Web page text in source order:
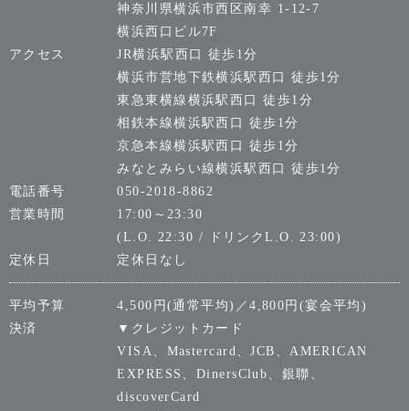
神奈川県横浜市西区南幸 1-12-7
横浜西口ビル7F
アクセス
JR横浜駅西口 徒歩1分
横浜市営地下鉄横浜駅西口 徒歩1分
東急東横線横浜駅西口 徒歩1分
相鉄本線横浜駅西口 徒歩1分
京急本線横浜駅西口 徒歩1分
みなとみらい線横浜駅西口 徒歩1分
電話番号
050-2018-8862
営業時間
17:00～23:30
(L.O. 22:30 / ドリンクL.O. 23:00)
定休日
定休日なし
平均予算
4,500円(通常平均)／4,800円(宴会平均)
決済
▼クレジットカード
VISA、Mastercard、JCB、AMERICAN
EXPRESS、DinersClub、銀聯、
discoverCard